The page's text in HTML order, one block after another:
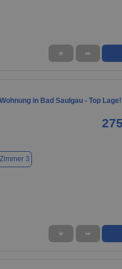
★ ➦
in Bad Saulgau - Top Lage!
Zimmer 3
★ ➦